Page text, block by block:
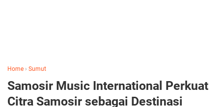
Home › Sumut
Samosir Music International Perkuat
Citra Samosir sebagai Destinasi